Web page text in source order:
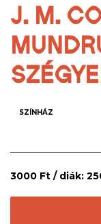
J. M.
SZÍNHÁZ
3000 Ft / diák: